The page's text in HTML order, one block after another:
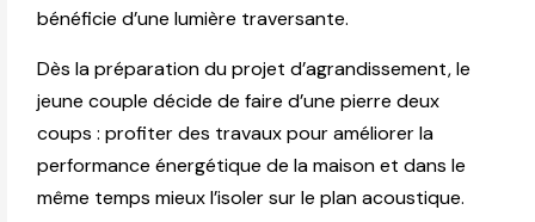
bénéficie d’une lumière traversante.
Dès la préparation du projet d’agrandissement, le
jeune couple décide de faire d’une pierre deux
coups : profiter des travaux pour améliorer la
performance énergétique de la maison et dans le
même temps mieux l’isoler sur le plan acoustique.